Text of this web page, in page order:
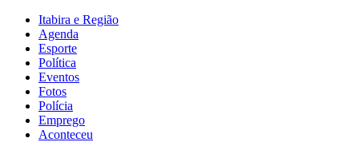
Itabira e Região
Agenda
Esporte
Política
Eventos
Fotos
Polícia
Emprego
Aconteceu